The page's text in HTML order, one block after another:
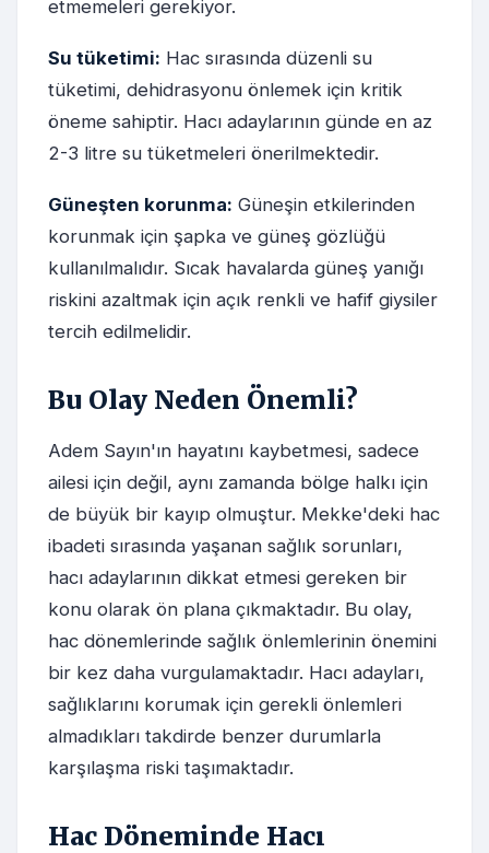
etmemeleri gerekiyor.
Su tüketimi: Hac sırasında düzenli su
tüketimi, dehidrasyonu önlemek için kritik
öneme sahiptir. Hacı adaylarının günde en az
2-3 litre su tüketmeleri önerilmektedir.
Güneşten korunma: Güneşin etkilerinden
korunmak için şapka ve güneş gözlüğü
kullanılmalıdır. Sıcak havalarda güneş yanığı
riskini azaltmak için açık renkli ve hafif giysiler
tercih edilmelidir.
Bu Olay Neden Önemli?
Adem Sayın'ın hayatını kaybetmesi, sadece
ailesi için değil, aynı zamanda bölge halkı için
de büyük bir kayıp olmuştur. Mekke'deki hac
ibadeti sırasında yaşanan sağlık sorunları,
hacı adaylarının dikkat etmesi gereken bir
konu olarak ön plana çıkmaktadır. Bu olay,
hac dönemlerinde sağlık önlemlerinin önemini
bir kez daha vurgulamaktadır. Hacı adayları,
sağlıklarını korumak için gerekli önlemleri
almadıkları takdirde benzer durumlarla
karşılaşma riski taşımaktadır.
Hac Döneminde Hacı